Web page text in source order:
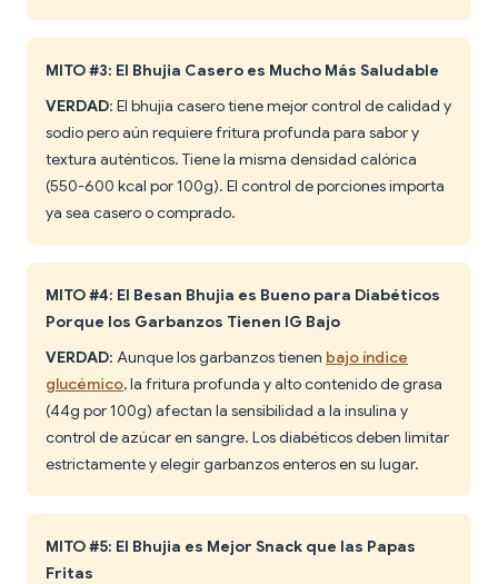
MITO #3: El Bhujia Casero es Mucho Más Saludable
VERDAD: El bhujia casero tiene mejor control de calidad y
sodio pero aún requiere fritura profunda para sabor y
textura auténticos. Tiene la misma densidad calórica
(550-600 kcal por 100g). El control de porciones importa
ya sea casero o comprado.
MITO #4: El Besan Bhujia es Bueno para Diabéticos
Porque los Garbanzos Tienen IG Bajo
VERDAD: Aunque los garbanzos tienen bajo índice
glucémico, la fritura profunda y alto contenido de grasa
(44g por 100g) afectan la sensibilidad a la insulina y
control de azúcar en sangre. Los diabéticos deben limitar
estrictamente y elegir garbanzos enteros en su lugar.
MITO #5: El Bhujia es Mejor Snack que las Papas
Fritas